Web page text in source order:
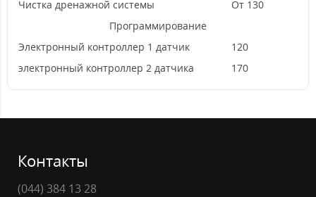
Чистка дренажной системы
От 130
Программирование
Электронный контроллер 1 датчик
120
электронный контроллер 2 датчика
170
Контакты
(044) 384 13 28